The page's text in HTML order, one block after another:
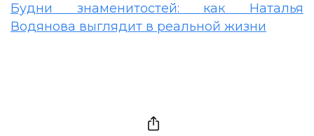
Будни знаменитостей: как Наталья
Водянова выглядит в реальной жизни